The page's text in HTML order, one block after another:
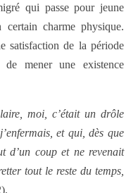
qui passe pour jeune
certain charme physique.
satisfaction de la période
mener une existence
moi, c’était un drôle
et qui, dès que
d’un coup et ne revenait
tout le reste du temps,